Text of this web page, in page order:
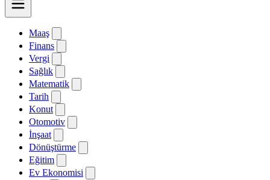
Maaş
Finans
Vergi
Sağlık
Matematik
Tarih
Konut
Otomotiv
İnşaat
Dönüştürme
Eğitim
Ev Ekonomisi